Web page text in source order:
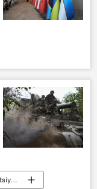
Rossiyaning Donbassdagi maxsus harbiy operatsiyasi